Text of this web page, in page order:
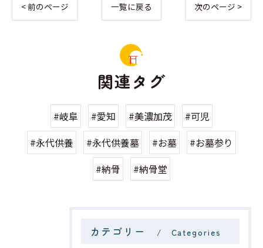
< 前のページ 一覧に戻る 次のページ >
関連タグ
#岐阜 #愛知 #美濃加茂
#可児
#永代供養
#永代供養墓 #お墓
#お墓参り
#納骨
#納骨堂
カテゴリー Categories